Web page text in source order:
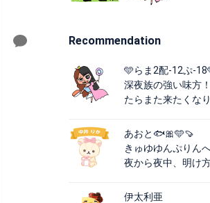
Recommendation
️🩵らま2配-12ぷ-
深夜族の強い味方
たらまた来たくな
あおと🐟🎀🩵🍠
きゅゆゆんぷりん
夜から夜中、明け
伊太利亜